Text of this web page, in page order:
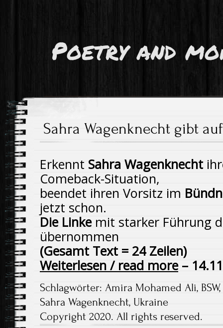
Poetry and
Sahra Wagenknecht gibt
Erkennt Sahra Wagenknecht
Comeback-Situation,
beendet ihren Vorsitz im
jetzt schon.
Die Linkemit starker Führung
übernommen
(Gesamt Text = 24 Zeilen)
Weiterlesen / read more–
Schlagwörter: Amira Mohamed Ali, BSW,
Sahra Wagenknecht, Ukraine
Copyright 2020. All rights reserved.